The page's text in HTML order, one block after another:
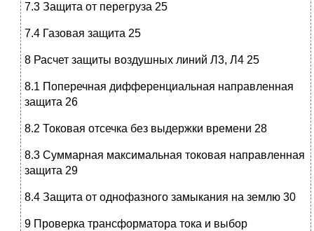
7.3 Защита от перегруза 25
7.4 Газовая защита 25
8 Расчет защиты воздушных линий Л3, Л4 25
8.1 Поперечная дифференциальная направленная
защита 26
8.2 Токовая отсечка без выдержки времени 28
8.3 Суммарная максимальная токовая направленная
защита 29
8.4 Защита от однофазного замыкания на землю 30
9 Проверка трансформатора тока и выбор